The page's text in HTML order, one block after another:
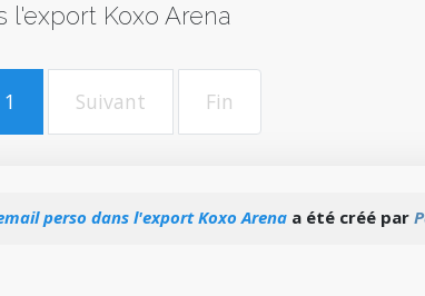
l'export Koxo Arena
1 Suivant Fin
perso dans l'export Koxo Arena a été créé par